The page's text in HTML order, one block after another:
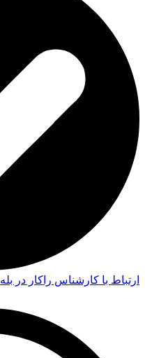
ارتباط با کارشناس راکار در بله